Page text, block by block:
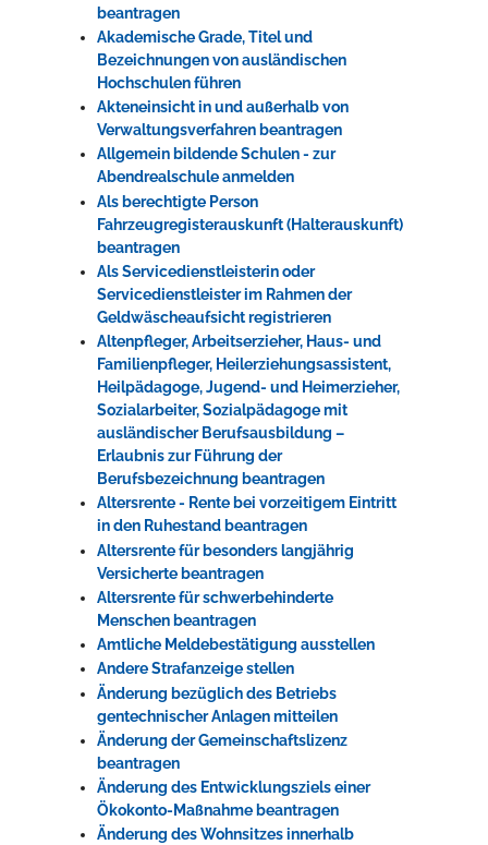
beantragen
Akademische Grade, Titel und
Bezeichnungen von ausländischen
Hochschulen führen
Akteneinsicht in und außerhalb von
Verwaltungsverfahren beantragen
Allgemein bildende Schulen - zur
Abendrealschule anmelden
Als berechtigte Person
Fahrzeugregisterauskunft (Halterauskunft)
beantragen
Als Servicedienstleisterin oder
Servicedienstleister im Rahmen der
Geldwäscheaufsicht registrieren
Altenpfleger, Arbeitserzieher, Haus- und
Familienpfleger, Heilerziehungsassistent,
Heilpädagoge, Jugend- und Heimerzieher,
Sozialarbeiter, Sozialpädagoge mit
ausländischer Berufsausbildung –
Erlaubnis zur Führung der
Berufsbezeichnung beantragen
Altersrente - Rente bei vorzeitigem Eintritt
in den Ruhestand beantragen
Altersrente für besonders langjährig
Versicherte beantragen
Altersrente für schwerbehinderte
Menschen beantragen
Amtliche Meldebestätigung ausstellen
Andere Strafanzeige stellen
Änderung bezüglich des Betriebs
gentechnischer Anlagen mitteilen
Änderung der Gemeinschaftslizenz
beantragen
Änderung des Entwicklungsziels einer
Ökokonto-Maßnahme beantragen
Änderung des Wohnsitzes innerhalb